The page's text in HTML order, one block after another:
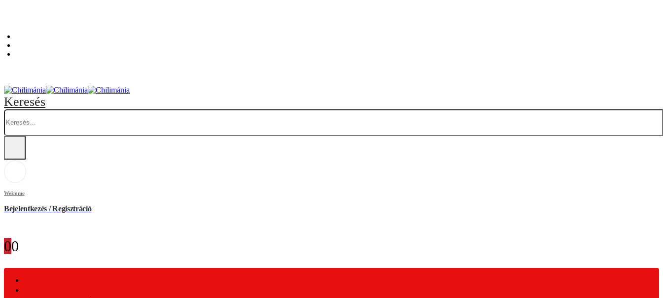
Keresés
Welcome
Bejelentkezés / Regisztráció
00